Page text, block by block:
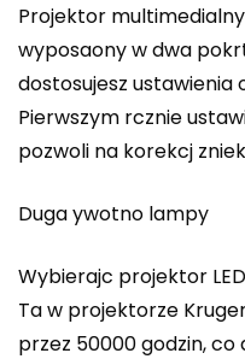
Projektor
wyposaony w dwa
dostosujesz ustawienia
Pierwszym rcznie
pozwoli na korekcj
Duga ywotno lampy
Wybierajc projektor
Ta w projektorze
przez 50000 godzin,